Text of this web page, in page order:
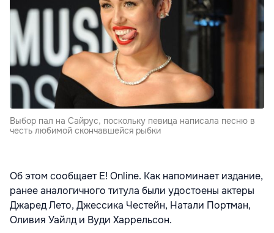
Выбор пал на Сайрус, поскольку певица написала песню в
честь любимой скончавшейся рыбки
Об этом сообщает E! Online. Как напоминает издание,
ранее аналогичного титула были удостоены актеры
Джаред Лето, Джессика Честейн, Натали Портман,
Оливия Уайлд и Вуди Харрельсон.